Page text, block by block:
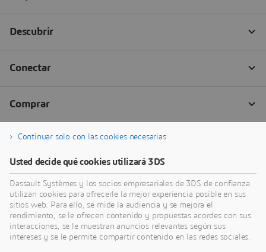
Continuar solo con las cookies necesarias
Usted decide qué cookies utilizará 3DS
Dassault Systèmes y los socios empresariales de 3DS de confianza
utilizan cookies para ofrecerle la mejor experiencia posible en sus
sitios web. Para ello, se mide la audiencia y se mejora el
rendimiento, se le ofrecen contenido y propuestas acordes con sus
interacciones, se le muestran anuncios relevantes según sus
intereses y se le permite compartir contenido en las redes sociales.